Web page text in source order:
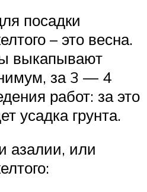
посадки
– это весна.
выкапывают
за 3 — 4
работ: за это
усадка грунта.
азалии, или